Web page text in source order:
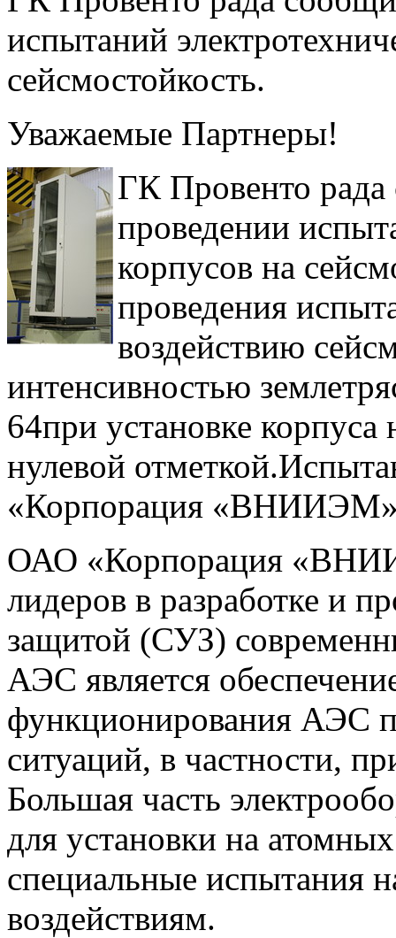
испытаний
сейсмостойкость.
Уважаемые Партнеры!
ГК Провенто
проведении
корпусов на
проведения
воздействию
интенсивностью
64при установке
нулевой
«Корпорация
ОАО «Корпорация
лидеров в разработке и
защитой (СУЗ)
АЭС является
функционирования АЭС
ситуаций, в частности,
Большая часть
для установки на
специальные испытания
воздействиям.